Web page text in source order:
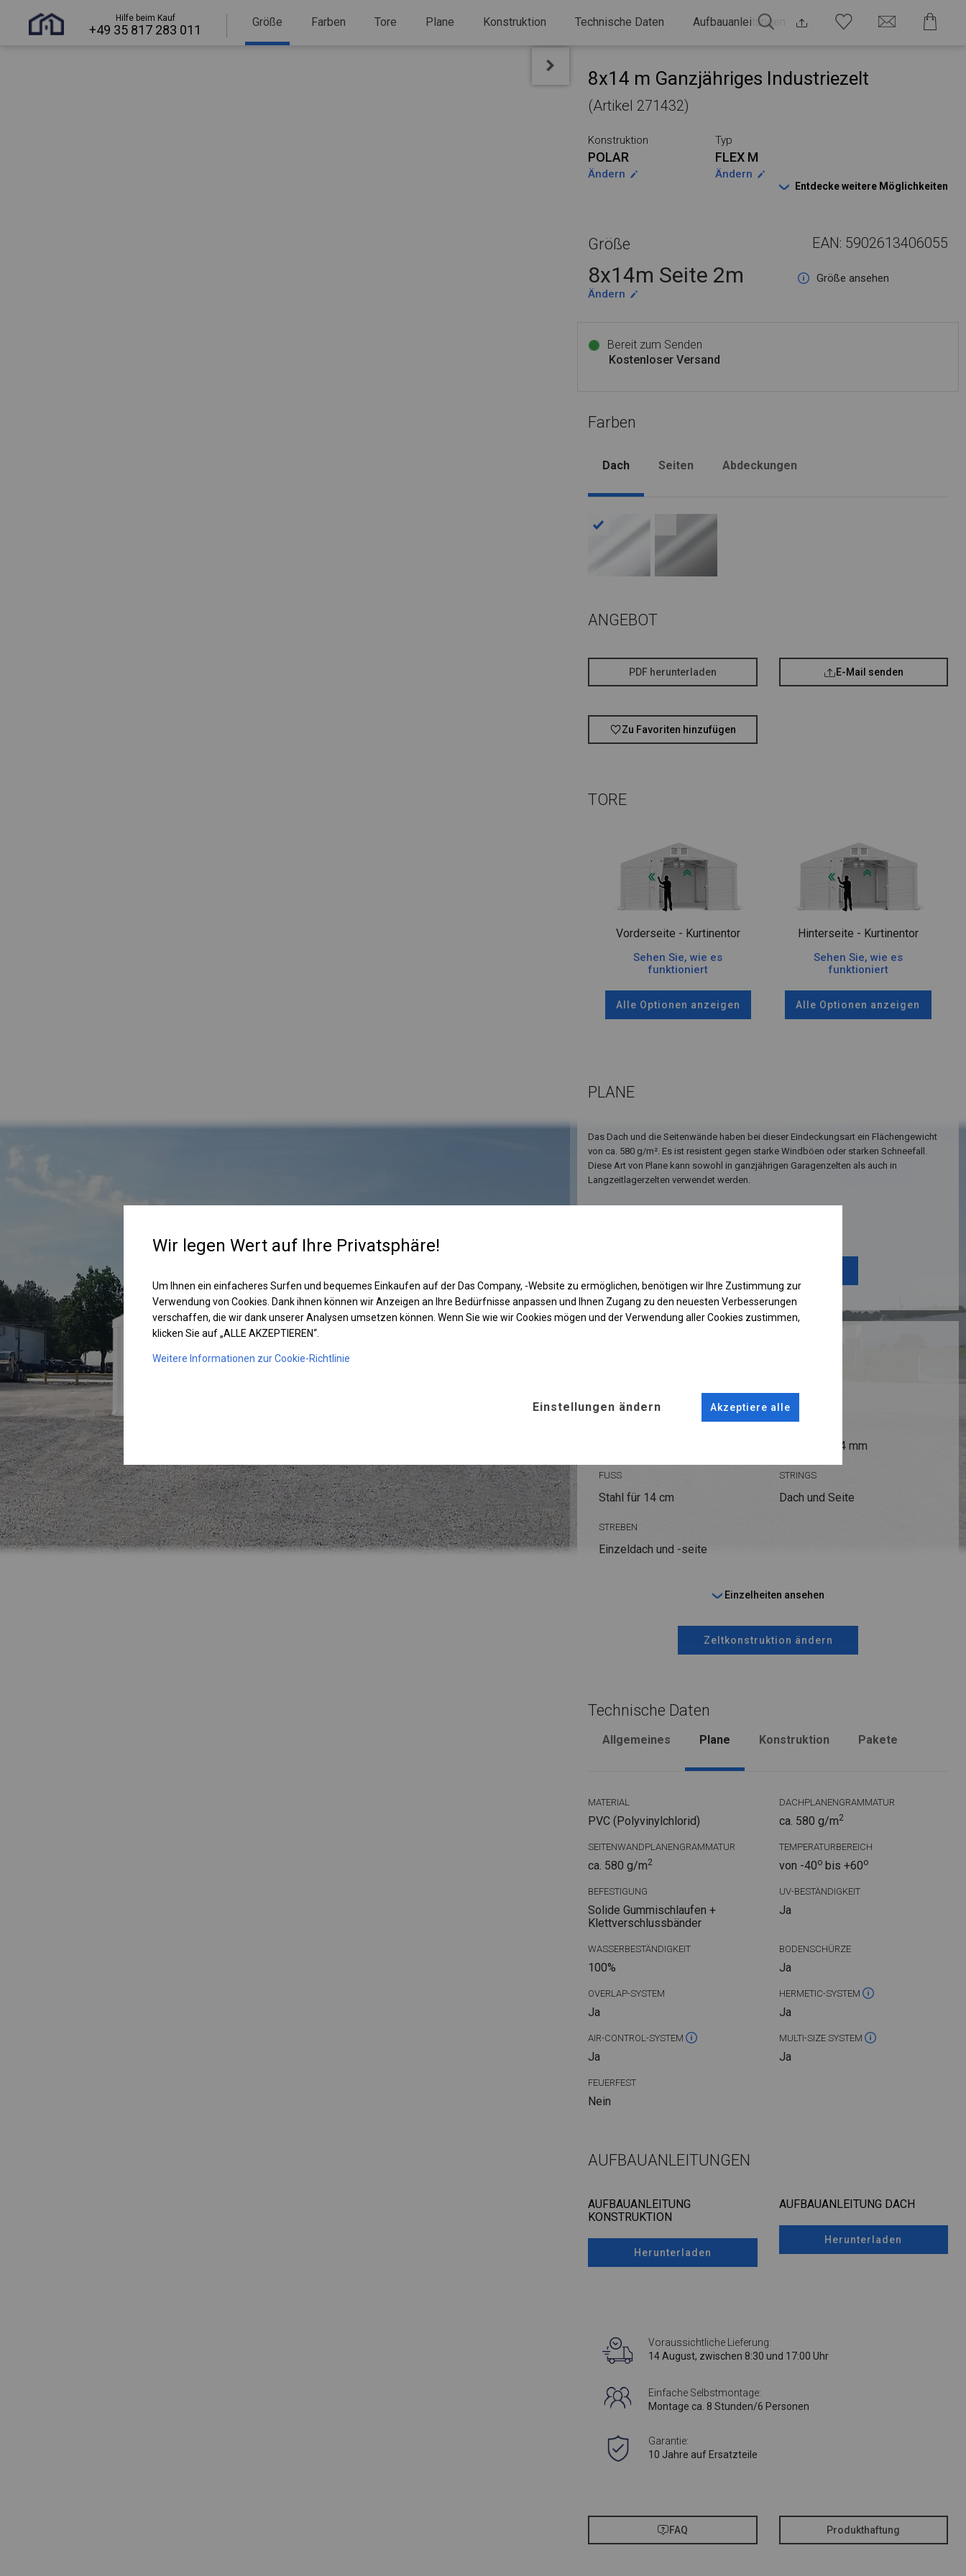
Hilfe beim Kauf
+49 35 817 283 011
Größe Farben Tore Plane Konstruktion Technische Daten Aufbauanleitungen
8x14 m Ganzjähriges Industriezelt
(Artikel 271432)
Konstruktion
POLAR
Ändern
Typ
FLEX M
Ändern
Entdecke weitere Möglichkeiten
Größe EAN: 5902613406055
8x14m Seite 2m
Größe ansehen
Ändern
Bereit zum Senden
Kostenloser Versand
Farben
Dach Seiten Abdeckungen
ANGEBOT
PDF herunterladen E-Mail senden
Zu Favoriten hinzufügen
TORE
Vorderseite - Kurtinentor
Sehen Sie, wie es
funktioniert
Alle Optionen anzeigen
Hinterseite - Kurtinentor
Sehen Sie, wie es
funktioniert
Alle Optionen anzeigen
PLANE
Das Dach und die Seitenwände haben bei dieser Eindeckungsart ein Flächengewicht
von ca. 580 g/m². Es ist resistent gegen starke Windböen oder starken Schneefall.
Diese Art von Plane kann sowohl in ganzjährigen Garagenzelten als auch in
Langzeitlagerzelten verwendet werden.
ANSCHLÜSSE
fi 54 mm
FUSS
Stahl für 14 cm
STRINGS
Dach und Seite
STREBEN
Einzeldach und -seite
Einzelheiten ansehen
Zeltkonstruktion ändern
Technische Daten
Allgemeines Plane Konstruktion Pakete
MATERIAL
PVC (Polyvinylchlorid)
DACHPLANENGRAMMATUR
ca. 580 g/m2
SEITENWANDPLANENGRAMMATUR
ca. 580 g/m2
TEMPERATURBEREICH
von -40obis +60o
BEFESTIGUNG
Solide Gummischlaufen +
Klettverschlussbänder
UV-BESTÄNDIGKEIT
Ja
WASSERBESTÄNDIGKEIT
100%
BODENSCHÜRZE
Ja
OVERLAP-SYSTEM
Ja
HERMETIC-SYSTEM
Ja
AIR-CONTROL-SYSTEM
Ja
MULTI-SIZE SYSTEM
Ja
FEUERFEST
Nein
AUFBAUANLEITUNGEN
AUFBAUANLEITUNG
KONSTRUKTION
Herunterladen
AUFBAUANLEITUNG DACH
Herunterladen
Voraussichtliche Lieferung:
14 August, zwischen 8:30 und 17:00 Uhr
Einfache Selbstmontage:
Montage ca. 8 Stunden/6 Personen
Garantie:
10 Jahre auf Ersatzteile
FAQ Produkthaftung
Wir legen Wert auf Ihre Privatsphäre!
Um Ihnen ein einfacheres Surfen und bequemes Einkaufen auf der Das Company, -Website zu ermöglichen, benötigen wir Ihre Zustimmung zur
Verwendung von Cookies. Dank ihnen können wir Anzeigen an Ihre Bedürfnisse anpassen und Ihnen Zugang zu den neuesten Verbesserungen
verschaffen, die wir dank unserer Analysen umsetzen können. Wenn Sie wie wir Cookies mögen und der Verwendung aller Cookies zustimmen,
klicken Sie auf „ALLE AKZEPTIEREN“.
Weitere Informationen zur Cookie-Richtlinie
Einstellungen ändern Akzeptiere alle